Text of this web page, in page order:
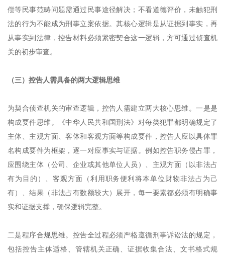
偿等民事范畴问题需通过民事途径解决；不看道德评价，未触犯刑
法的行为不能成为刑事立案依据。其核心逻辑是从证据到事实，再
从事实到法律，控告材料必须紧密契合这一逻辑，方可通过侦查机
关的初步审查。
（三）控告人需具备的两大逻辑思维
为契合侦查机关的审查逻辑，控告人需建立两大核心思维。一是是
构成要件思维。《中华人民共和国刑法》对每类犯罪都明确规定了
主体、主观方面、客体和客观方面等构成要件，控告人应以具体罪
名构成要件为框架，逐一对应事实与证据。例如控告职务侵占罪，
应围绕主体（公司、企业或其他单位人员）、主观方面（以非法占
有为目的）、客观方面（利用职务便利将本单位财物非法占为己
有）、结果（非法占有数额较大）展开，每一要素都必须有明确事
实和证据支撑，确保逻辑完整。
二是程序合规思维。控告全过程必须严格遵循刑事诉讼法的规定，
包括控告主体适格、管辖机关正确、证据收集合法、文书格式规